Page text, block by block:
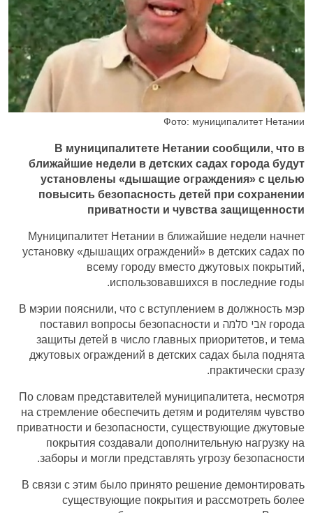
Фото: муниципалитет Нетании
В муниципалитете Нетании сообщили, что в
ближайшие недели в детских садах города будут
установлены «дышащие ограждения» с целью
повысить безопасность детей при сохранении
приватности и чувства защищенности
Муниципалитет Нетании в ближайшие недели начнет
установку «дышащих ограждений» в детских садах по
всему городу вместо джутовых покрытий,
использовавшихся в последние годы.
В мэрии пояснили, что с вступлением в должность мэр
города אבי סלמה поставил вопросы безопасности и
защиты детей в число главных приоритетов, и тема
джутовых ограждений в детских садах была поднята
практически сразу.
По словам представителей муниципалитета, несмотря
на стремление обеспечить детям и родителям чувство
приватности и безопасности, существующие джутовые
покрытия создавали дополнительную нагрузку на
заборы и могли представлять угрозу безопасности.
В связи с этим было принято решение демонтировать
существующие покрытия и рассмотреть более